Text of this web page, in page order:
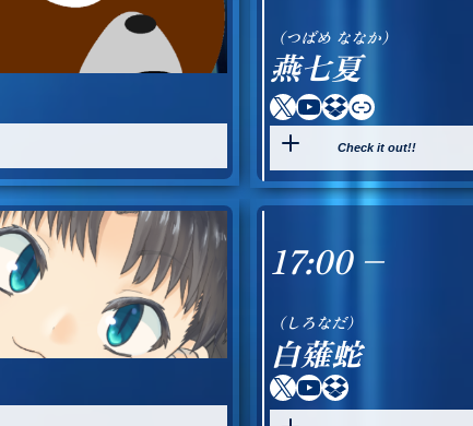
（つばめ ななか）
燕七夏
X YouTube Dropbox Link
Check it out!!
17:00 –
（しろなだ）
白薙蛇
X YouTube Dropbox